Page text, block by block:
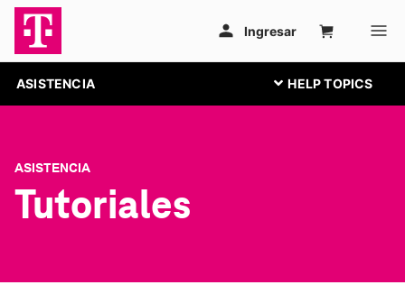
ASISTENCIA
ASISTENCIA
Tutoriales